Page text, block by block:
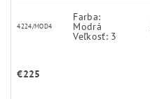
4224/MOD4
Farba:
Modrá
Veľkosť: 3
€225